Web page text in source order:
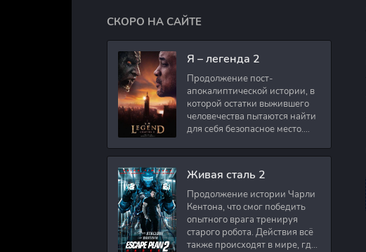
СКОРО НА САЙТЕ
Я – легенда 2
Продолжение пост-
апокалиптической истории, в
которой остатки выжившего
человечества пытаются найти
для себя безопасное место.
работал в медицинском
Живая сталь 2
Продолжение истории Чарли
Кентона, что смог победить
опытного врага тренируя
старого робота. Действия всё
также происходят в мире, где